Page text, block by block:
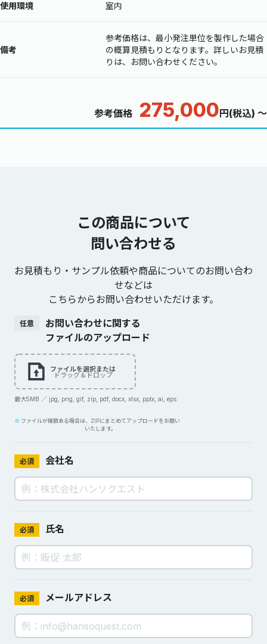
使用環境 室内
備考
参考価格は、最小発注単位を製作した場合
の概算見積もりとなります。詳しいお見積
りは、お問い合わせください。
参考価格 275,000 円(税込) ～
この商品について
問い合わせる
お見積もり・サンプル依頼や商品についてのお問い合わ
せなどは
こちらからお問い合わせいただけます。
任意
お問い合わせに関する
ファイルのアップロード
ファイルを選択または
ドラッグ＆ドロップ
最大5MB ／ jpg, png, gif, zip, pdf, docx, xlsx, pptx, ai, eps
ファイルが複数ある場合は、ZIPにまとめてアップロードをお願い
いたします。
必須 会社名
必須 氏名
必須 メールアドレス